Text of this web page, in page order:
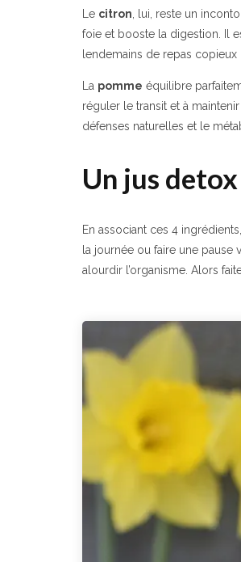
Le citron , lui, reste un
foie et booste la digestion. Il
lendemains de repas
La pomme équilibre
réguler le transit et à
défenses naturelles et le
Un jus
En associant ces 4
la journée ou faire une
alourdir l’organisme. Alors